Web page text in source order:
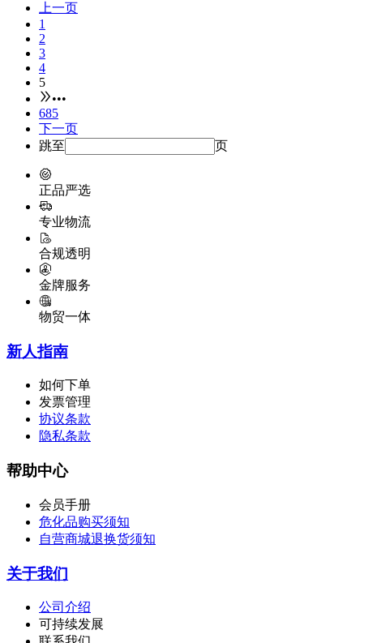
上一页
1
2
3
4
5
•••
685
下一页
跳至
页
正品严选
专业物流
合规透明
金牌服务
物贸一体
新人指南
如何下单
发票管理
协议条款
隐私条款
帮助中心
会员手册
危化品购买须知
自营商城退换货须知
关于我们
公司介绍
可持续发展